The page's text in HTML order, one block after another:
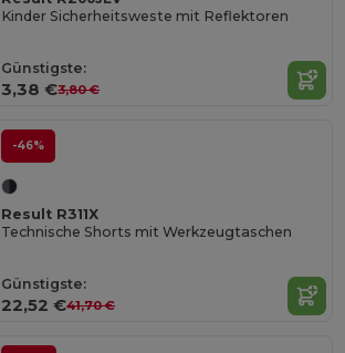
Kinder Sicherheitsweste mit Reflektoren
Günstigste:
3,38 €3,80 €
-46%
Result R311X
Technische Shorts mit Werkzeugtaschen
Günstigste:
22,52 €41,70 €